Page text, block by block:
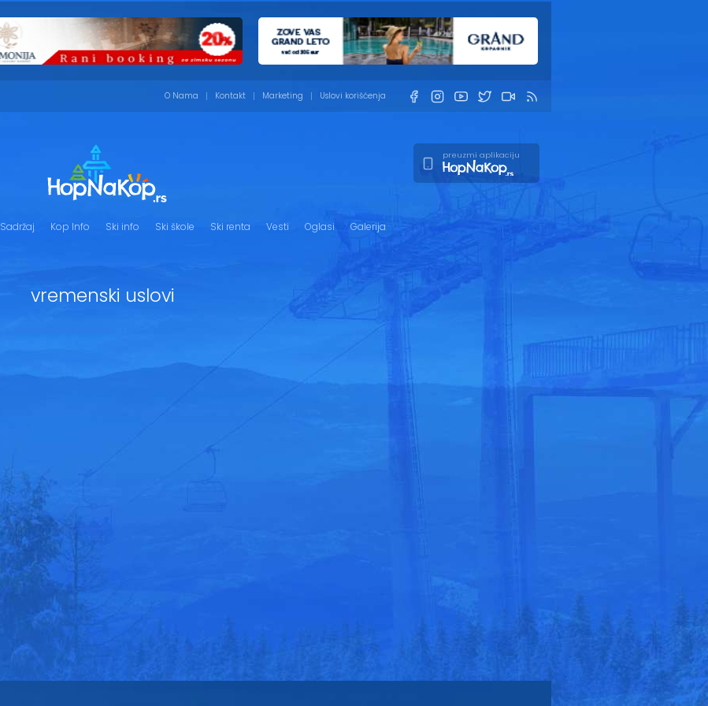
O Nama Kontakt Marketing Uslovi korišćenja
preuzmi aplikaciju
Sadržaj Kop Info Ski info Ski škole Ski renta Vesti Oglasi Galerija
vremenski uslovi